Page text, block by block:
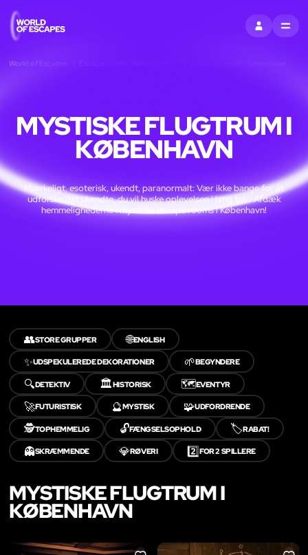
LOG INDMENU
World of Escapes
MYSTISKE FLUGTRUM I
KØBENHAVN
Mærkeligt, esoterisk, ukendt, paranormalt: Vær ikke bange for at
udforske det ukendte, du vil huske oplevelsen i lang tid... Afdæk
hemmelighederne i mystiske escape rooms i København!
👥STORE GRUPPER 🌐ENGLISH
✨UDSPEKULEREDE DEKORATIONER 🌱BEGYNDERE
🔍DETEKTIV 🏛️HISTORISK 🗺️EVENTYR
🚀FUTURISTISK 🔮MYSTISK 🧩UDFORDRENDE
🕵️TOPHEMMELIG 🔓FÆNGSELSOPHOLD 🏷️RABAT!
👻SKRÆMMENDE 💎RØVERI 2️⃣FOR 2 SPILLERE
MYSTISKE FLUGTRUM I
KØBENHAVN